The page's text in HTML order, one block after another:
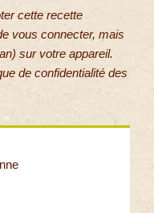
cette recette
vous connecter, mais
sur votre appareil.
de confidentialité des